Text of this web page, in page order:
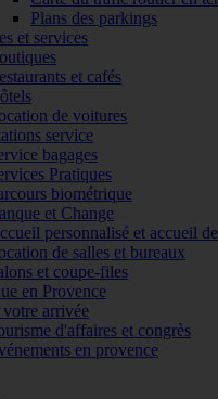
Plans des parkings
et services
et cafés
de voitures
service
bagages
Pratiques
biométrique
et Change
personnalisé et accueil
de salles et bureaux
et coupe-files
en Provence
votre arrivée
d'affaires et congrès
en provence